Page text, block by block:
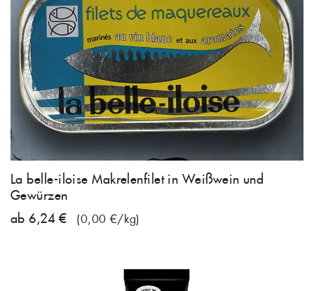
La belle-iloise Makrelenfilet in Weißwein und
Gewürzen
ab 6,24 €
(0,00 €/kg)